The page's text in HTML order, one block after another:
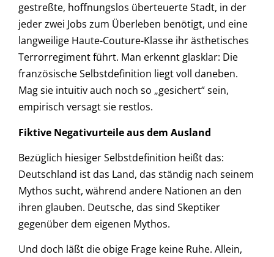
gestreßte, hoffnungslos überteuerte Stadt, in der
jeder zwei Jobs zum Überleben benötigt, und eine
langweilige Haute-Couture-Klasse ihr ästhetisches
Terrorregiment führt. Man erkennt glasklar: Die
französische Selbstdefinition liegt voll daneben.
Mag sie intuitiv auch noch so „gesichert“ sein,
empirisch versagt sie restlos.
Fiktive Negativurteile aus dem Ausland
Bezüglich hiesiger Selbstdefinition heißt das:
Deutschland ist das Land, das ständig nach seinem
Mythos sucht, während andere Nationen an den
ihren glauben. Deutsche, das sind Skeptiker
gegenüber dem eigenen Mythos.
Und doch läßt die obige Frage keine Ruhe. Allein,